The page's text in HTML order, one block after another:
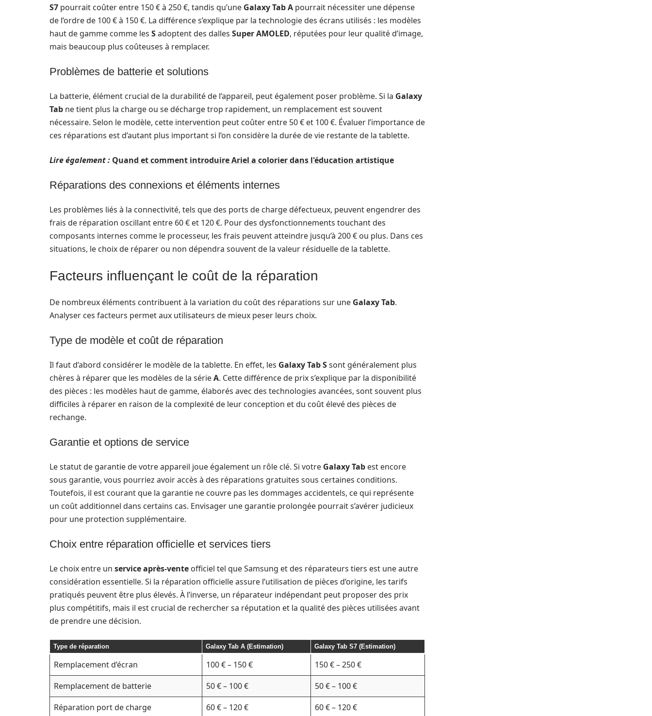
S7 pourrait coûter entre 150 € à 250 €, tandis qu’une Galaxy Tab A pourrait nécessiter une dépense
de l’ordre de 100 € à 150 €. La différence s’explique par la technologie des écrans utilisés : les modèles
haut de gamme comme les Sadoptent des dalles Super AMOLED, réputées pour leur qualité d’image,
mais beaucoup plus coûteuses à remplacer.
Problèmes de batterie et solutions
La batterie, élément crucial de la durabilité de l’appareil, peut également poser problème. Si la Galaxy
Tab ne tient plus la charge ou se décharge trop rapidement, un remplacement est souvent
nécessaire. Selon le modèle, cette intervention peut coûter entre 50 € et 100 €. Évaluer l’importance de
ces réparations est d’autant plus important si l’on considère la durée de vie restante de la tablette.
Lire également : Quand et comment introduire Ariel a colorier dans l'éducation artistique
Réparations des connexions et éléments internes
Les problèmes liés à la connectivité, tels que des ports de charge défectueux, peuvent engendrer des
frais de réparation oscillant entre 60 € et 120 €. Pour des dysfonctionnements touchant des
composants internes comme le processeur, les frais peuvent atteindre jusqu’à 200 € ou plus. Dans ces
situations, le choix de réparer ou non dépendra souvent de la valeur résiduelle de la tablette.
Facteurs influençant le coût de la réparation
De nombreux éléments contribuent à la variation du coût des réparations sur une Galaxy Tab.
Analyser ces facteurs permet aux utilisateurs de mieux peser leurs choix.
Type de modèle et coût de réparation
Il faut d’abord considérer le modèle de la tablette. En effet, les Galaxy Tab Ssont généralement plus
chères à réparer que les modèles de la sérieA. Cette différence de prix s’explique par la disponibilité
des pièces : les modèles haut de gamme, élaborés avec des technologies avancées, sont souvent plus
difficiles à réparer en raison de la complexité de leur conception et du coût élevé des pièces de
rechange.
Garantie et options de service
Le statut de garantie de votre appareil joue également un rôle clé. Si votre Galaxy Tab est encore
sous garantie, vous pourriez avoir accès à des réparations gratuites sous certaines conditions.
Toutefois, il est courant que la garantie ne couvre pas les dommages accidentels, ce qui représente
un coût additionnel dans certains cas. Envisager une garantie prolongée pourrait s’avérer judicieux
pour une protection supplémentaire.
Choix entre réparation officielle et services tiers
Le choix entre un service après-vente officiel tel que Samsung et des réparateurs tiers est une autre
considération essentielle. Si la réparation officielle assure l’utilisation de pièces d’origine, les tarifs
pratiqués peuvent être plus élevés. À l’inverse, un réparateur indépendant peut proposer des prix
plus compétitifs, mais il est crucial de rechercher sa réputation et la qualité des pièces utilisées avant
de prendre une décision.
Type de réparation Galaxy Tab A (Estimation) Galaxy Tab S7 (Estimation)
Remplacement d’écran 100 € – 150 €
150 € – 250 €
Remplacement de batterie
50 € – 100 €
50 € – 100 €
Réparation port de charge
60 € – 120 € 60 € – 120 €